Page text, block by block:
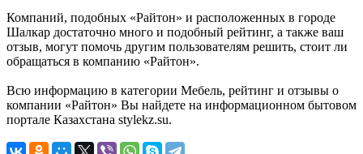
Компаний, подобных «Райтон» и расположенных в городе
Шалкар достаточно много и подобный рейтинг, а также ваш
отзыв, могут помочь другим пользователям решить, стоит ли
обращаться в компанию «Райтон».
Всю информацию в категории Мебель, рейтинг и отзывы о
компании «Райтон» Вы найдете на информационном бытовом
портале Казахстана stylekz.su.